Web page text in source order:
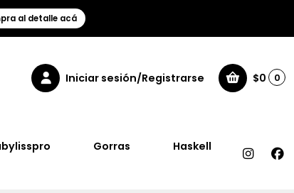
al detalle acá
Iniciar sesión/Registrarse $0 0
Gorras Haskell